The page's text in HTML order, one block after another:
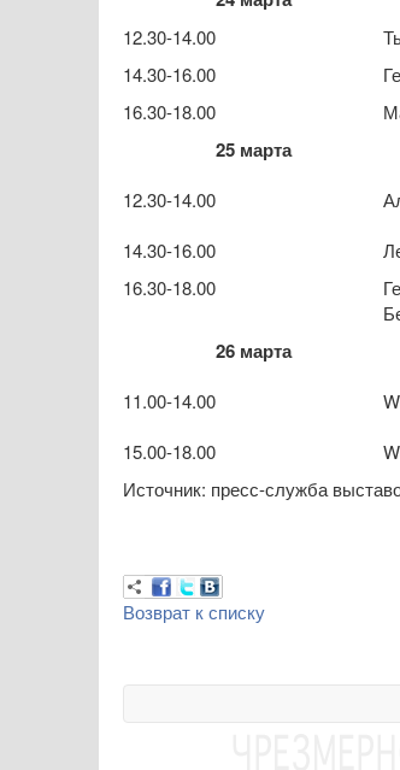
12.30-14.00
14.30-16.00
16.30-18.00
25 марта
12.30-14.00
14.30-16.00
16.30-18.00
26 марта
11.00-14.00
15.00-18.00
Источник: пресс-служба
Возврат к списку